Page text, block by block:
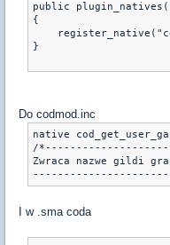
public
{
}
Do codmod.inc
native
/
Zwraca nazwe gildi
I w .sma coda